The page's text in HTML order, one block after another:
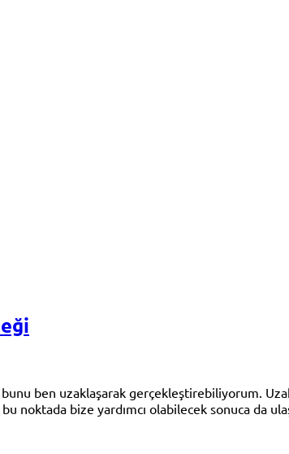
ben uzaklaşarak gerçekleştirebiliyorum.
bize yardımcı olabilecek sonuca da